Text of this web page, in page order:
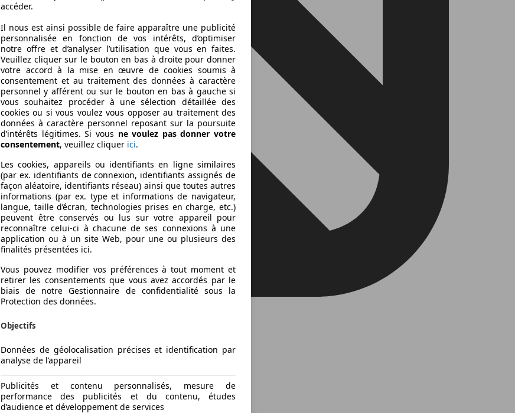
accéder.
Il nous est ainsi possible de faire apparaître une publicité
personnalisée en fonction de vos intérêts, d’optimiser
notre offre et d’analyser l’utilisation que vous en faites.
Veuillez cliquer sur le bouton en bas à droite pour donner
votre accord à la mise en œuvre de cookies soumis à
consentement et au traitement des données à caractère
personnel y afférent ou sur le bouton en bas à gauche si
vous souhaitez procéder à une sélection détaillée des
cookies ou si vous voulez vous opposer au traitement des
données à caractère personnel reposant sur la poursuite
d’intérêts légitimes. Si vous ne voulez pas donner votre
consentement, veuillez cliquer ici.
Les cookies, appareils ou identifiants en ligne similaires
(par ex. identifiants de connexion, identifiants assignés de
façon aléatoire, identifiants réseau) ainsi que toutes autres
informations (par ex. type et informations de navigateur,
langue, taille d’écran, technologies prises en charge, etc.)
peuvent être conservés ou lus sur votre appareil pour
reconnaître celui-ci à chacune de ses connexions à une
application ou à un site Web, pour une ou plusieurs des
finalités présentées ici.
Vous pouvez modifier vos préférences à tout moment et
retirer les consentements que vous avez accordés par le
biais de notre Gestionnaire de confidentialité sous la
Protection des données.
Objectifs
Données de géolocalisation précises et identification par
analyse de l’appareil
Publicités et contenu personnalisés, mesure de
performance des publicités et du contenu, études
d’audience et développement de services